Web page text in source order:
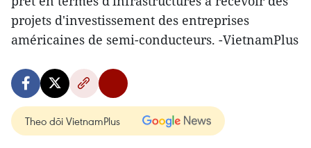
projets d'investissement des entreprises
américaines de semi-conducteurs. -VietnamPlus
Theo dõi VietnamPlus